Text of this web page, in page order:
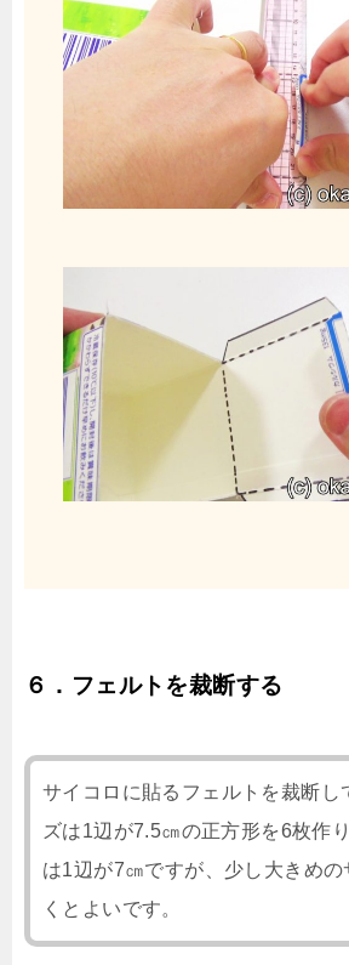
６．フェルトを裁断する
サイコロに貼るフェルトを裁断し
ズは1辺が7.5㎝の正方形を6枚作
は1辺が7㎝ですが、少し大きめの
くとよいです。